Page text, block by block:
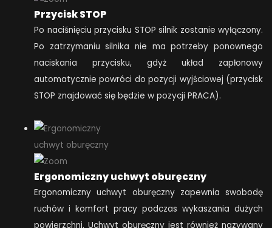
Przycisk STOP
Po naciśnięciu przycisku STOP silnik zostanie wyłączony.
Po zatrzymaniu silnika nie ma potrzeby ponownego
naciskania przycisku, gdyż układ zapłonowy
automatycznie powróci do pozycji wyjściowej (przycisk
STOP znajdować się będzie w pozycji PRACA).
Ergonomiczny uchwyt oburęczny
Ergonomiczny uchwyt oburęczny zapewnia swobodę
ruchów i komfort pracy podczas wykaszania dużych
powierzchni. Uchwyt oburęczny jest również nazywany